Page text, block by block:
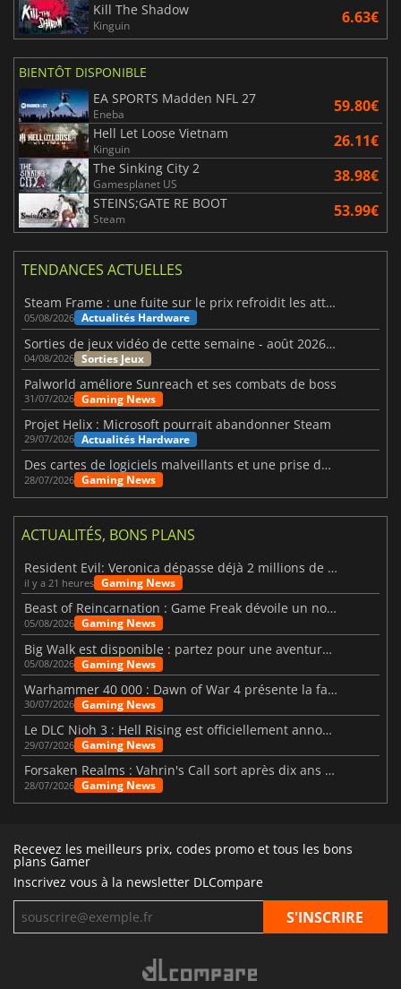
Kill The Shadow
Kinguin 6.63€
BIENTÔT DISPONIBLE
EA SPORTS Madden NFL 27
Eneba 59.80€
Hell Let Loose Vietnam
Kinguin 26.11€
The Sinking City 2
Gamesplanet US 38.98€
STEINS;GATE RE BOOT
Steam 53.99€
TENDANCES ACTUELLES
Steam Frame : une fuite sur le prix refroidit les attentes VR
05/08/2026 Actualités Hardware
Sorties de jeux vidéo de cette semaine - août 2026 (semaine 32)
04/08/2026 Sorties Jeux
Palworld améliore Sunreach et ses combats de boss
31/07/2026 Gaming News
Projet Helix : Microsoft pourrait abandonner Steam
29/07/2026 Actualités Hardware
Des cartes de logiciels malveillants et une prise de contrôle de Discord ont touché Meccha Chameleon
28/07/2026 Gaming News
ACTUALITÉS, BONS PLANS
Resident Evil: Veronica dépasse déjà 2 millions de wishlists
il y a 21 heures Gaming News
Beast of Reincarnation : Game Freak dévoile un nouveau pari
05/08/2026 Gaming News
Big Walk est disponible : partez pour une aventure entre amis
05/08/2026 Gaming News
Warhammer 40 000 : Dawn of War 4 présente la faction des Nécrons
30/07/2026 Gaming News
Le DLC Nioh 3 : Hell Rising est officiellement annoncé
29/07/2026 Gaming News
Forsaken Realms : Vahrin's Call sort après dix ans de développement
28/07/2026 Gaming News
Recevez les meilleurs prix, codes promo et tous les bons
plans Gamer
Inscrivez vous à la newsletter DLCompare